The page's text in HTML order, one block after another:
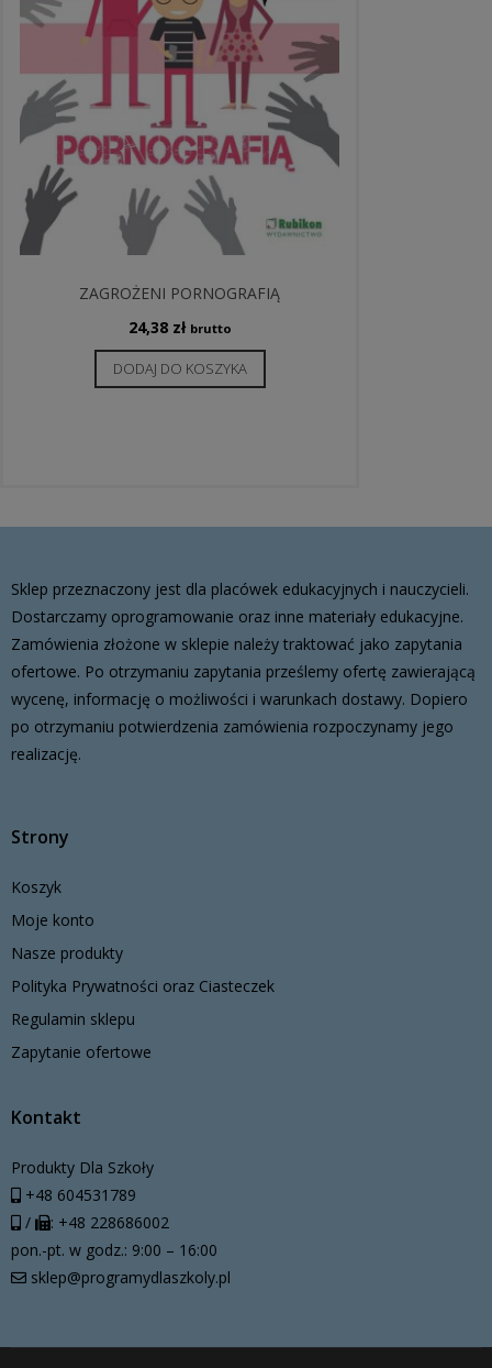
ZAGROŻENI PORNOGRAFIĄ
24,38 zł brutto
DODAJ DO KOSZYKA
Sklep przeznaczony jest dla placówek edukacyjnych i nauczycieli.
Dostarczamy oprogramowanie oraz inne materiały edukacyjne.
Zamówienia złożone w sklepie należy traktować jako zapytania
ofertowe. Po otrzymaniu zapytania prześlemy ofertę zawierającą
wycenę, informację o możliwości i warunkach dostawy. Dopiero
po otrzymaniu potwierdzenia zamówienia rozpoczynamy jego
realizację.
Strony
Koszyk
Moje konto
Nasze produkty
Polityka Prywatności oraz Ciasteczek
Regulamin sklepu
Zapytanie ofertowe
Kontakt
Produkty Dla Szkoły
+48 604531789
/
: +48 228686002
pon.-pt. w godz.: 9:00 – 16:00
sklep@programydlaszkoly.pl